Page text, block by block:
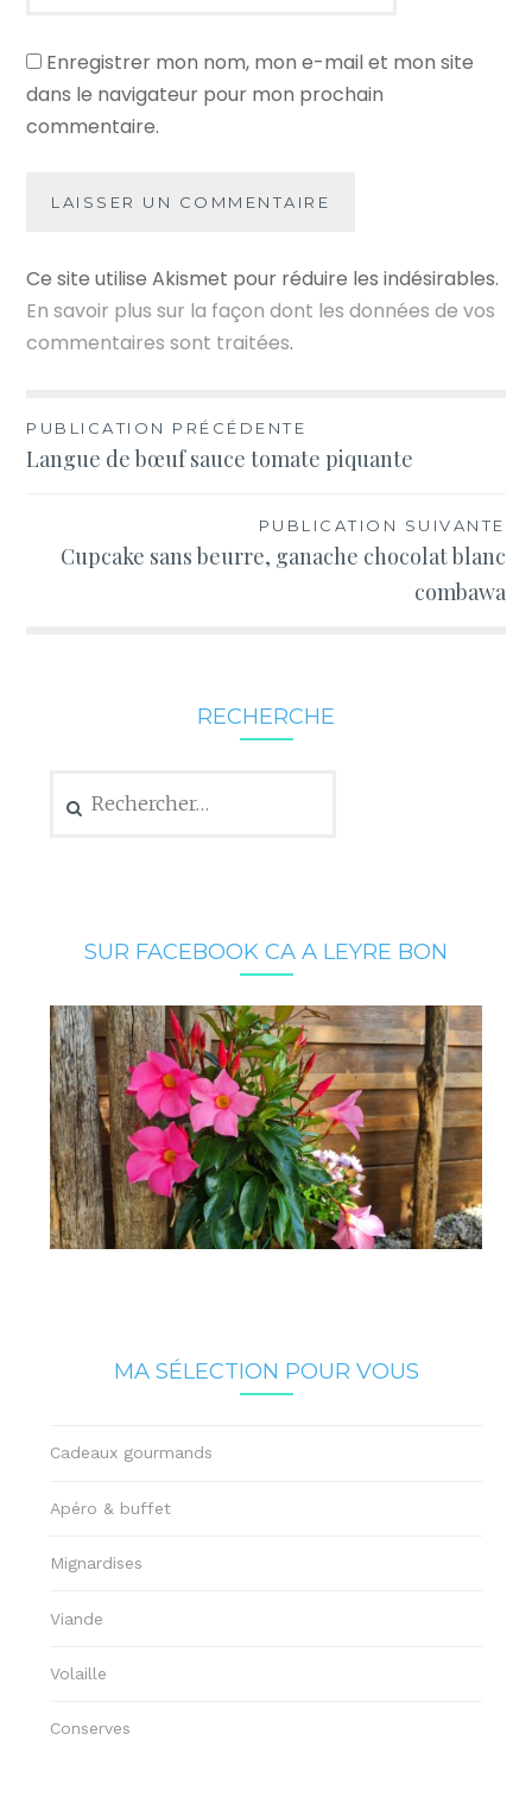
Enregistrer mon nom, mon e-mail et mon site
dans le navigateur pour mon prochain
commentaire.
Ce site utilise Akismet pour réduire les indésirables.
En savoir plus sur la façon dont les données de vos
commentaires sont traitées.
Navigation
de
PUBLICATION PRÉCÉDENTE
Langue de bœuf sauce tomate piquante
PUBLICATION SUIVANTE
Cupcake sans beurre, ganache chocolat blanc
combawa
RECHERCHE
SUR FACEBOOK CA A LEYRE BON
MA SÉLECTION POUR VOUS
Cadeaux gourmands
Apéro & buffet
Mignardises
Viande
Volaille
Conserves